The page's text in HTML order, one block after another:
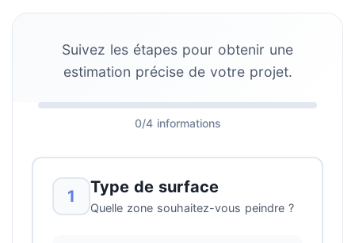
Suivez les étapes pour obtenir une
estimation précise de votre projet.
0/4 informations
1 Type de surface
Quelle zone souhaitez-vous peindre ?